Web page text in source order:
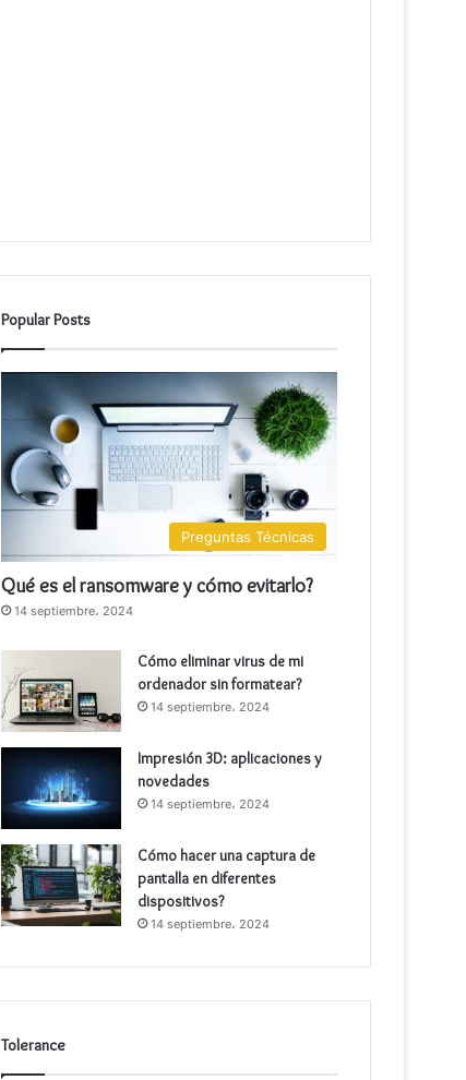
Popular Posts
Preguntas Técnicas
Qué es el ransomware y cómo evitarlo?
14 septiembre، 2024
Cómo eliminar virus de mi
ordenador sin formatear?
14 septiembre، 2024
Impresión 3D: aplicaciones y
novedades
14 septiembre، 2024
Cómo hacer una captura de
pantalla en diferentes
dispositivos?
14 septiembre، 2024
Tolerance